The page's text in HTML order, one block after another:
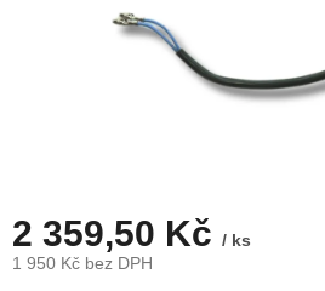
2 359,50 Kč / ks
1 950 Kč bez DPH